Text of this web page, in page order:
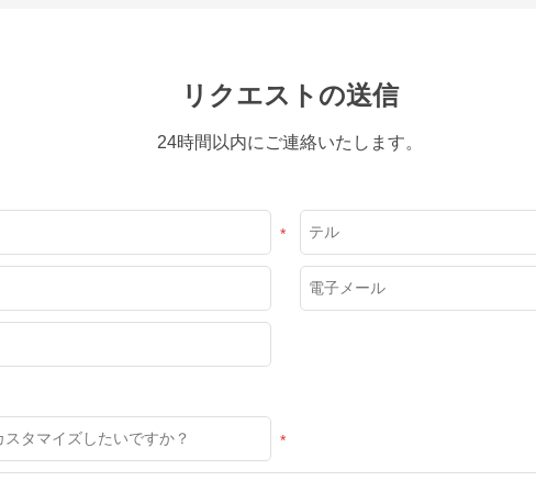
リクエストの送信
24時間以内にご連絡いたします。
*
*